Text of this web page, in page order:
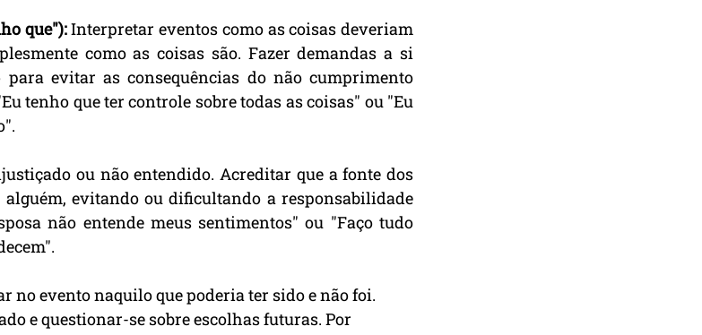
que"): Interpretar eventos como as coisas deveriam
como as coisas são. Fazer demandas a si
evitar as consequências do não cumprimento
tenho que ter controle sobre todas as coisas" ou "Eu
ou não entendido. Acreditar que a fonte dos
evitando ou dificultando a responsabilidade
não entende meus sentimentos" ou "Faço tudo
no evento naquilo que poderia ter sido e não foi.
e questionar-se sobre escolhas futuras. Por